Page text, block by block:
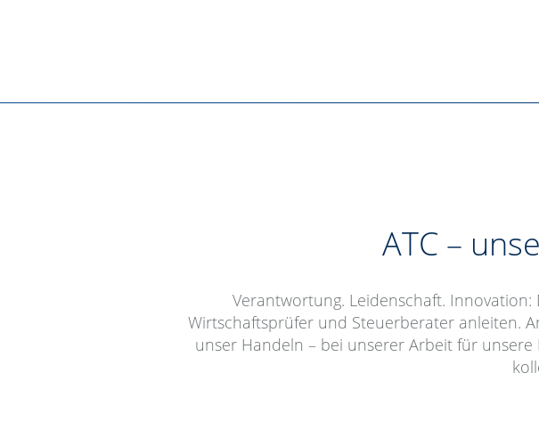
ATC –
Verantwortung. Leidenschaft.
Wirtschaftsprüfer und Steuerberater anleiten.
unser Handeln – bei unserer Arbeit für